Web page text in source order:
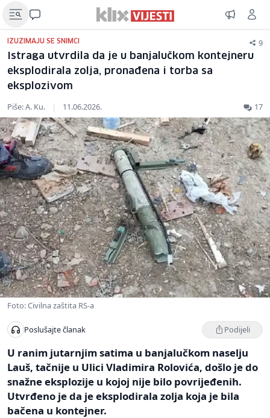
IZUZIMAJU SE SNIMCI 9
Istraga utvrdila da je u banjalučkom kontejneru
eksplodirala zolja, pronađena i torba sa
eksplozivom
Piše: A. Ku. | 11.06.2026. 17
Foto: Civilna zaštita RS-a
Poslušajte članak Podijeli
U ranim jutarnjim satima u banjalučkom naselju
Lauš, tačnije u Ulici Vladimira Rolovića, došlo je do
snažne eksplozije u kojoj nije bilo povrijeđenih.
Utvrđeno je da je eksplodirala zolja koja je bila
bačena u kontejner.